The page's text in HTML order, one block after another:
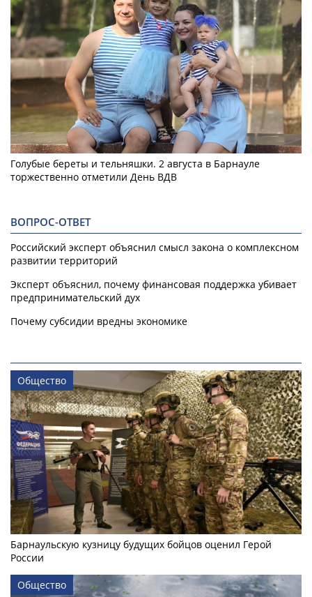
Голубые береты и тельняшки. 2 августа в Барнауле
торжественно отметили День ВДВ
ВОПРОС-ОТВЕТ
Российский эксперт объяснил смысл закона о комплексном
развитии территорий
Эксперт объяснил, почему финансовая поддержка убивает
предпринимательский дух
Почему субсидии вредны экономике
Общество
Барнаульскую кузницу будущих бойцов оценил Герой
России
Общество